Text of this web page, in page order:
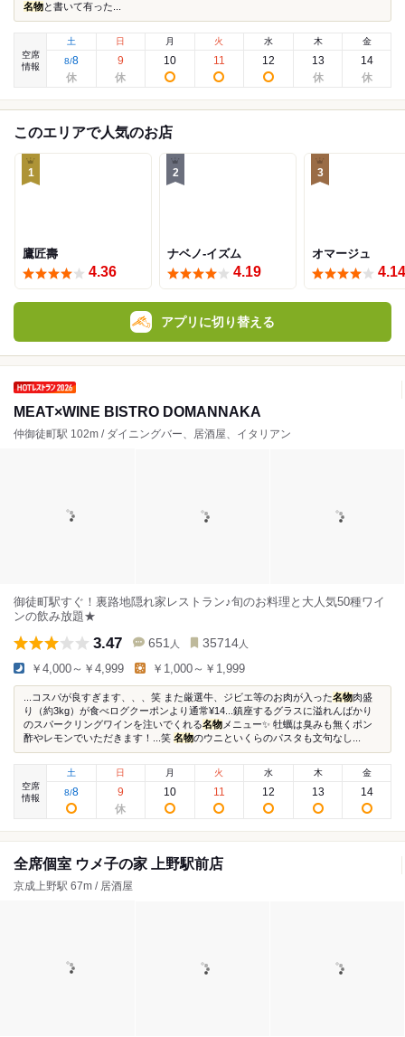
名物と書いて有った...
空席
情報
土
8/8
日
9
月
10
火
11
水
12
木
13
金
14
このエリアで人気のお店
1
鷹匠壽
4.36
2
ナベノ-イズム
4.19
3
オマージュ
4.14
アプリに切り替える
MEAT×WINE BISTRO DOMANNAKA
仲御徒町駅 102m / ダイニングバー、居酒屋、イタリアン
御徒町駅すぐ！裏路地隠れ家レストラン♪旬のお料理と大人気50種ワイ
ンの飲み放題★
3.47 651 人 35714 人
￥4,000～￥4,999 ￥1,000～￥1,999
...コスパが良すぎます、、、笑 また厳選牛、ジビエ等のお肉が入った名物肉盛
り（約3kg）が食べログクーポンより通常¥14...鎮座するグラスに溢れんばかり
のスパークリングワインを注いでくれる名物 メニュー✨ 牡蠣は臭みも無くポン
酢やレモンでいただきます！...笑 名物のウニといくらのパスタも文句なし...
空席
情報
土
8/8
日
9
月
10
火
11
水
12
木
13
金
14
全席個室 ウメ子の家 上野駅前店
京成上野駅 67m / 居酒屋